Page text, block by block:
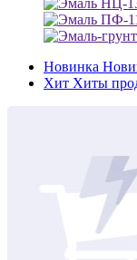
Новинка
Хит Хиты